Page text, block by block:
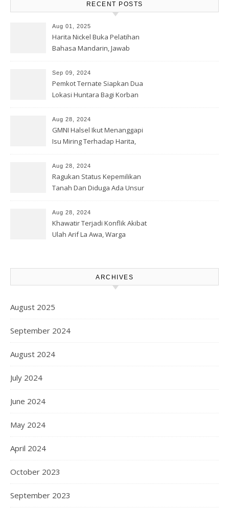
RECENT POSTS
Aug 01, 2025
Harita Nickel Buka Pelatihan
Bahasa Mandarin, Jawab
Sep 09, 2024
Pemkot Ternate Siapkan Dua
Lokasi Huntara Bagi Korban
Aug 28, 2024
GMNI Halsel Ikut Menanggapi
Isu Miring Terhadap Harita,
Lahan Warga
Aug 28, 2024
Ragukan Status Kepemilikan
Tanah Dan Diduga Ada Unsur
Korporasi Harita, GPM Halsel
Minta Polres Panggil Dan
Tetapkan Bapak Arif La Awa
Aug 28, 2024
Khawatir Terjadi Konflik Akibat
Ulah Arif La Awa, Warga
ARCHIVES
August 2025
September 2024
August 2024
July 2024
June 2024
May 2024
April 2024
October 2023
September 2023